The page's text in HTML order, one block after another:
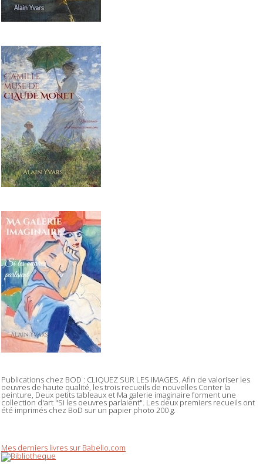
Publications chez BOD : CLIQUEZ SUR LES IMAGES. Afin de valoriser les
oeuvres de haute qualité, les trois recueils de nouvelles Conter la
peinture, Deux petits tableaux et Ma galerie imaginaire forment une
collection d'art "Si les oeuvres parlaient". Les deux premiers recueils ont
été imprimés chez BoD sur un papier photo 200 g.
Mes derniers livres sur Babelio.com